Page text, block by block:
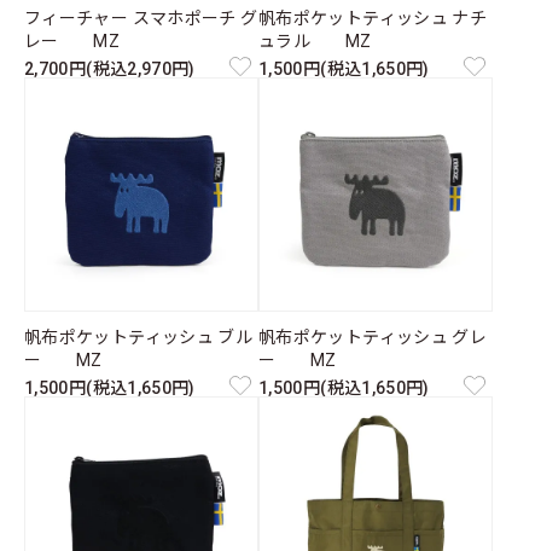
フィーチャー スマホポーチ グ
レー MZ
2,700円(税込2,970円)
帆布ポケットティッシュ ナチ
ュラル MZ
1,500円(税込1,650円)
帆布ポケットティッシュ ブル
ー MZ
1,500円(税込1,650円)
帆布ポケットティッシュ グレ
ー MZ
1,500円(税込1,650円)